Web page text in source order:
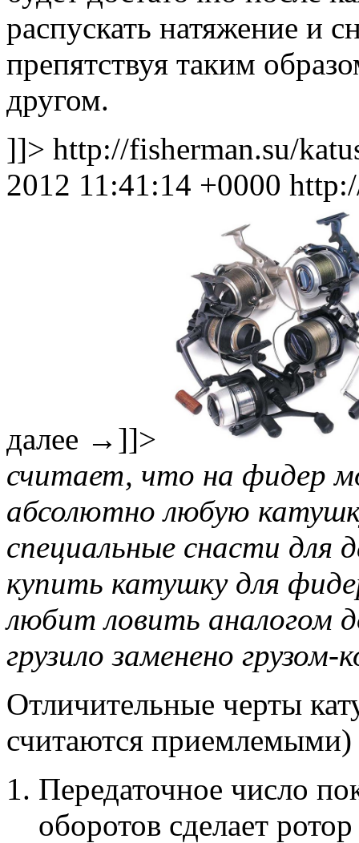
распускать натяжение и
препятствуя таким
другом.
]]> http://fisherman.su/
2012 11:41:14 +0000
далее → ]]>
считает, что на фидер
абсолютно любую
специальные снасти для
купить катушку для
любит ловить аналогом
грузило заменено
Отличительные черты
считаются приемлемыми)
Передаточное число
оборотов сделает